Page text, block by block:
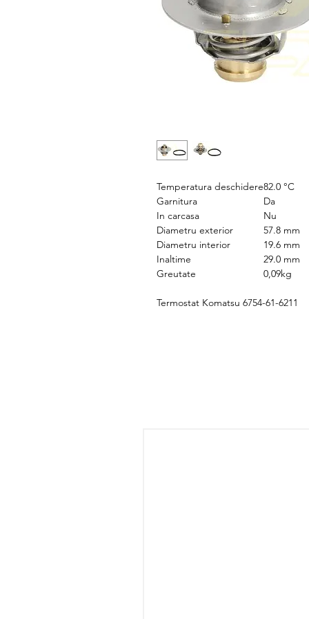
Temperatura deschidere82.0 °C
Garnitura
Da
In carcasa
Nu
Diametru exterior
57.8 mm
Diametru interior
19.6 mm
Inaltime
29.0 mm
Greutate
0,09kg
Termostat Komatsu 6754-61-6211